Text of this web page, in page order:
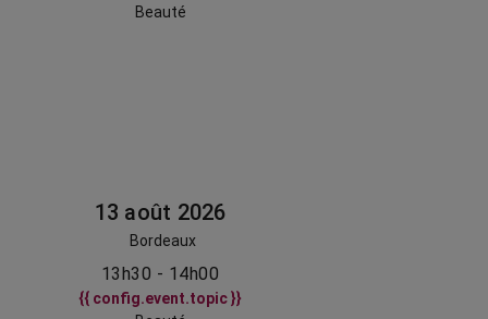
Beauté
13 août 2026
Bordeaux
13h30 - 14h00
{{ config.event.topic }}